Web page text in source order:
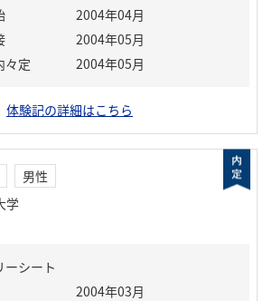
2004年04月
2004年05月
々定
2004年05月
体験記の詳細はこちら
男性
学
ーシート
2004年03月